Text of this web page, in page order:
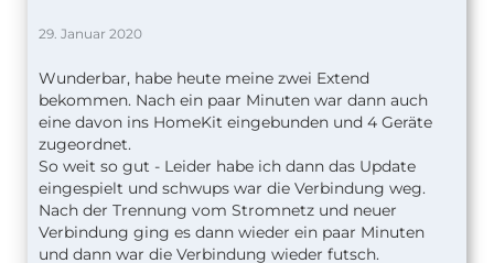
Du verwendest vermutlich die selbe SSID (Name) für
beide Bänder. Ändere den Namen des 5-GHz-Bandes
und behalte den des 2,4-GHz-Bandes.
Bei mir lautet die SSID des 2,4-GHz-Bandes VolksNet,
die des 5-GHz-Bandes VolksNet5. Vorher lauteten beide
SSIDs VolksNet.
29. Januar 2020
Wunderbar, habe heute meine zwei Extend
bekommen. Nach ein paar Minuten war dann auch
eine davon ins HomeKit eingebunden und 4 Geräte
zugeordnet.
So weit so gut - Leider habe ich dann das Update
eingespielt und schwups war die Verbindung weg.
Nach der Trennung vom Stromnetz und neuer
Verbindung ging es dann wieder ein paar Minuten
und dann war die Verbindung wieder futsch.